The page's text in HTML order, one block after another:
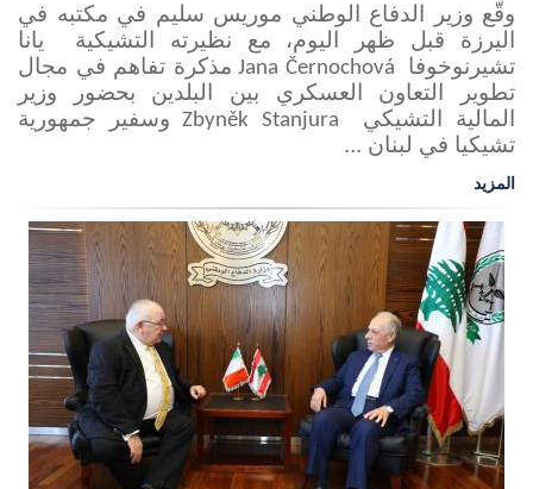
وقّع وزير الدفاع الوطني موريس سليم في مكتبه في
اليرزة قبل ظهر اليوم، مع نظيرته التشيكية يانا
تشيرنوخوفا Jana Černochová مذكرة تفاهم في مجال
تطوير التعاون العسكري بين البلدين بحضور وزير
المالية التشيكي Zbyněk Stanjura وسفير جمهورية
تشيكيا في لبنان ...
المزيد